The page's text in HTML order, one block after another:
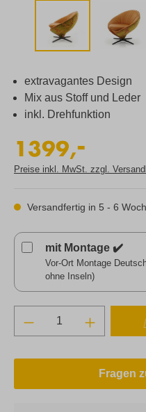
extravagantes Design
Mix aus Stoff und Leder
inkl. Drehfunktion
1399,
-
Preise inkl. MwSt. zzgl.
Versandfertig in 5 - 6
mit Montage ✔️
Vor-Ort Montage
ohne Inseln)
Fragen